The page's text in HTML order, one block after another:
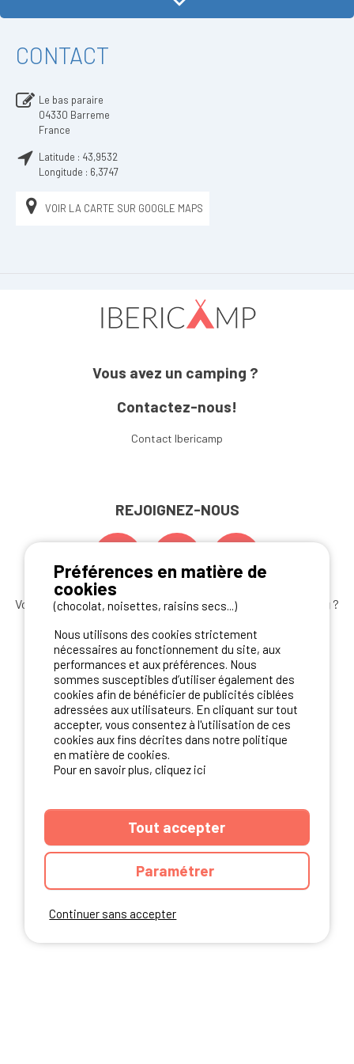
CONTACT
Le bas paraire
04330 Barreme
France
Latitude : 43,9532
Longitude : 6,3747
VOIR LA CARTE SUR GOOGLE MAPS
Vous avez un camping ?
Contactez-nous!
Contact Ibericamp
REJOIGNEZ-NOUS
Vous souhaitez bénéficier desmeilleures offres camping ?
S'ABONNER
NOS PARTENAIRES
Continuer sans accepter
Préférences en matière de
cookies
(chocolat, noisettes, raisins secs...)
Nous utilisons des cookies strictement
nécessaires au fonctionnement du site, aux
performances et aux préférences. Nous
sommes susceptibles d’utiliser également des
cookies afin de bénéficier de publicités ciblées
adressées aux utilisateurs. En cliquant sur tout
accepter, vous consentez à l'utilisation de ces
cookies aux fins décrites dans notre politique
en matière de cookies.
Pour en savoir plus, cliquez ici
Tout accepter
Paramétrer